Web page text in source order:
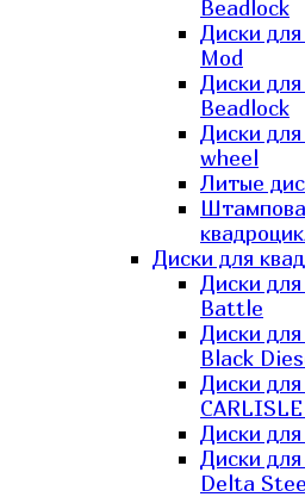
Beadlock
Диски
Mod
Диски
Beadlock
Диски
wheel
Литые
Диски для
Диски
Battle
Диски
Black
Диски
Диски
Диски
Delta